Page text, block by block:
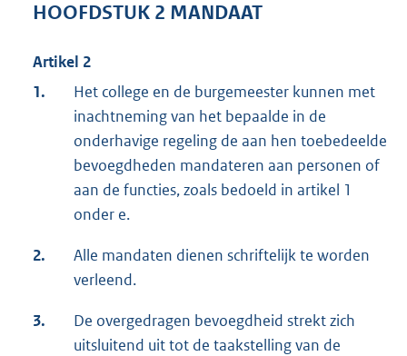
HOOFDSTUK 2 MANDAAT
Artikel 2
1.
Het college en de burgemeester kunnen met
inachtneming van het bepaalde in de
onderhavige regeling de aan hen toebedeelde
bevoegdheden mandateren aan personen of
aan de functies, zoals bedoeld in artikel 1
onder e.
2.
Alle mandaten dienen schriftelijk te worden
verleend.
3.
De overgedragen bevoegdheid strekt zich
uitsluitend uit tot de taakstelling van de